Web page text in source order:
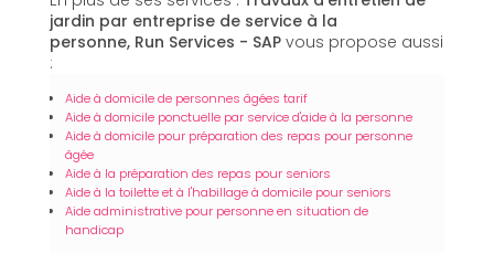
jardin par entreprise de service à la
personne, Run Services - SAP vous propose aussi
:
Aide à domicile de personnes âgées tarif
Aide à domicile ponctuelle par service d'aide à la personne
Aide à domicile pour préparation des repas pour personne
âgée
Aide à la préparation des repas pour seniors
Aide à la toilette et à l'habillage à domicile pour seniors
Aide administrative pour personne en situation de
handicap